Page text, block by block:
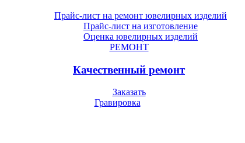
Прайс-лист на ремонт ювелирных изделий
Прайс-лист на изготовление
Оценка ювелирных изделий
РЕМОНТ
Качественный ремонт
Заказать
Гравировка